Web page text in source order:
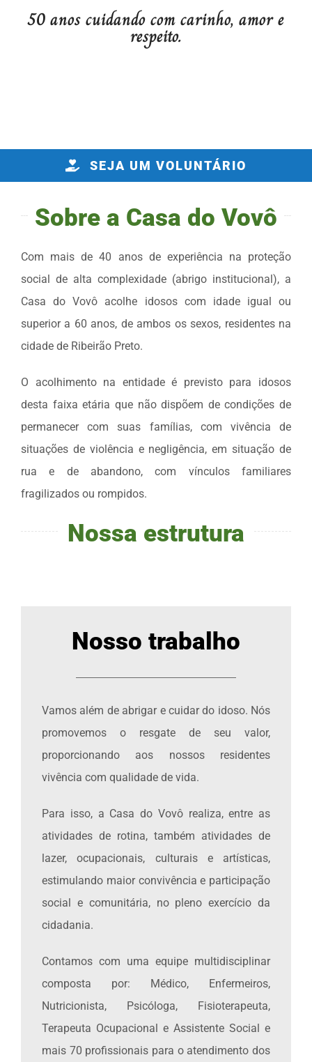
50 anos cuidando com carinho, amor e
respeito.
SEJA UM VOLUNTÁRIO
Sobre a Casa do Vovô​
Com mais de 40 anos de experiência na proteção
social de alta complexidade (abrigo institucional), a
Casa do Vovô acolhe idosos com idade igual ou
superior a 60 anos, de ambos os sexos, residentes na
cidade de Ribeirão Preto.
O acolhimento na entidade é previsto para idosos
desta faixa etária que não dispõem de condições de
permanecer com suas famílias, com vivência de
situações de violência e negligência, em situação de
rua e de abandono, com vínculos familiares
fragilizados ou rompidos.
Nossa estrutura
Nosso trabalho
Vamos além de abrigar e cuidar do idoso. Nós
promovemos o resgate de seu valor,
proporcionando aos nossos residentes
vivência com qualidade de vida.
Para isso, a Casa do Vovô realiza, entre as
atividades de rotina, também atividades de
lazer, ocupacionais, culturais e artísticas,
estimulando maior convivência e participação
social e comunitária, no pleno exercício da
cidadania.
Contamos com uma equipe multidisciplinar
composta por: Médico, Enfermeiros,
Nutricionista, Psicóloga, Fisioterapeuta,
Terapeuta Ocupacional e Assistente Social e
mais 70 profissionais para o atendimento dos